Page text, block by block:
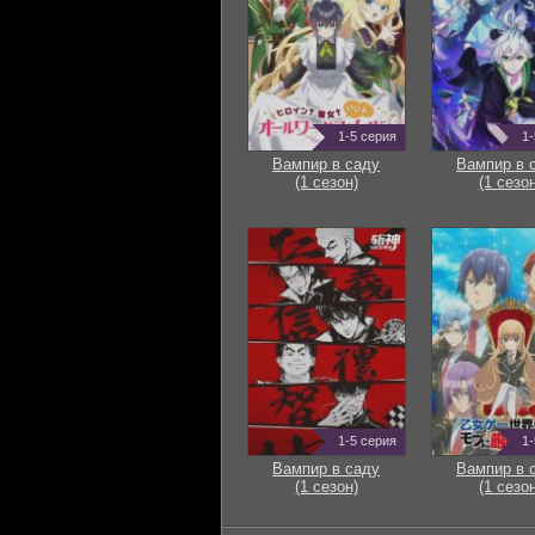
1-5 серия
Вампир в саду
(1 сезон)
Вампир в
(1
1-5 серия
Вампир в саду
(1 сезон)
Вампир в
(1